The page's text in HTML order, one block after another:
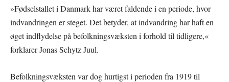
»Fødselstallet i Danmark har været faldende i en periode, hvor
indvandringen er steget. Det betyder, at indvandring har haft en
øget indflydelse på befolkningsvæksten i forhold til tidligere,«
forklarer Jonas Schytz Juul.
Befolkningsvæksten var dog hurtigst i perioden fra 1919 til